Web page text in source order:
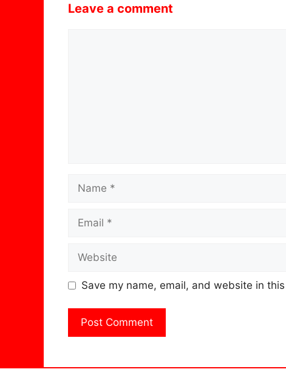
Leave a comment
Save my name, email, and website in